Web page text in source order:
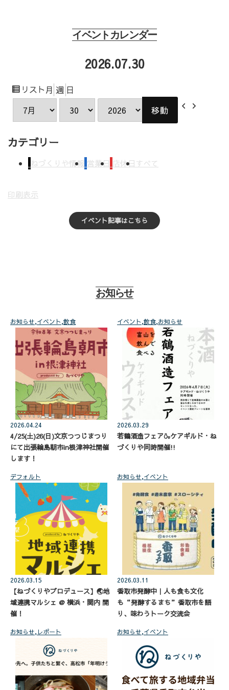
イベントカレンダー
2026.07.30
リスト 表
示
月 週 日
前
次
カテゴリー
ねづくりや情報 営業日 店休日すべて
印刷表示
イベント記事はこちら
お知らせ
お知らせ,イベント,飲食
2026.04.24
4/25(土)26(日)文京つつじまつり
にて出張輪島朝市in根津神社開催
します！
イベント,飲食,お知らせ
2026.03.29
若鶴酒造フェア🍶ケアギルド・ね
づくりや同時開催!!
デフォルト
2026.03.15
【ねづくりやプロデュース】🌏地
域連携マルシェ @ 横浜・関内 開
催！
お知らせ,イベント
2026.03.11
香取市発酵中｜人も食も文化
も“発酵するまち”香取市を語
り、味わうトーク交流会
お知らせ, レポート お知らせ,イベント